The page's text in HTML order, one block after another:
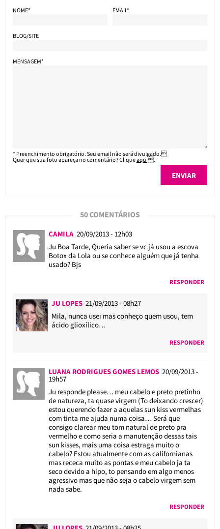
NOME* EMAIL*
BLOG/SITE
MENSAGEM*
* Preenchimento obrigatório. Seu email não será divulgado.
Quer que sua foto apareça no comentário? Cliqueaqui.
50 COMENTÁRIOS
CAMILA 20/09/2013 - 12h03
Ju Boa Tarde, Queria saber se vc já usou a escova
Botox da Lola ou se conhece alguém que já tenha
usado? Bjs
RESPONDER
JU LOPES 21/09/2013 - 08h27
Mila, nunca usei mas conheço quem usou, tem
ácido glioxílico…
RESPONDER
LUANA RODRIGUES GOMES LEMOS 20/09/2013 -
19h57
Ju responde please… meu cabelo e preto pretinho
de natureza, ta quase virgem (To deixando crescer)
estou querendo fazer a aquelas sun kiss vermelhas
com tinta me ajuda numa coisa… Será que
consigo clarear meu tom natural de preto pra
vermelho e como seria a manutenção dessas tais
sun kisses, mais uma coisa estraga muito o
cabelo? Estou atualmente com as californianas
mas receca muito as pontas e meu cabelo ja ta
seco devido a hipo, to pensando em algo menos
agressivo mas que não seja o cabelo virgem sem
nada sabe.
RESPONDER